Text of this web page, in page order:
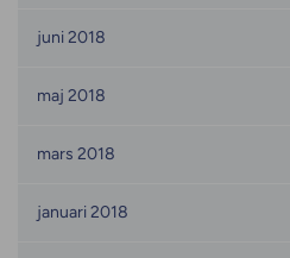
juni 2018
maj 2018
mars 2018
januari 2018